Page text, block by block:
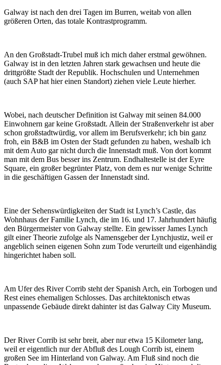
Galway ist nach den drei Tagen im Burren, weitab von allen
größeren Orten, das totale Kontrastprogramm.
An den Großstadt-Trubel muß ich mich daher erstmal gewöhnen.
Galway ist in den letzten Jahren stark gewachsen und heute die
drittgrößte Stadt der Republik. Hochschulen und Unternehmen
(auch SAP hat hier einen Standort) ziehen viele Leute hierher.
Wobei, nach deutscher Definition ist Galway mit seinen 84.000
Einwohnern gar keine Großstadt. Allein der Straßenverkehr ist aber
schon großstadtwürdig, vor allem im Berufsverkehr; ich bin ganz
froh, ein B&B im Osten der Stadt gefunden zu haben, weshalb ich
mit dem Auto gar nicht durch die Innenstadt muß. Von dort kommt
man mit dem Bus besser ins Zentrum. Endhaltestelle ist der Eyre
Square, ein großer begrünter Platz, von dem es nur wenige Schritte
in die geschäftigen Gassen der Innenstadt sind.
Eine der Sehenswürdigkeiten der Stadt ist Lynch’s Castle, das
Wohnhaus der Familie Lynch, die im 16. und 17. Jahrhundert häufig
den Bürgermeister von Galway stellte. Ein gewisser James Lynch
gilt einer Theorie zufolge als Namensgeber der Lynchjustiz, weil er
angeblich seinen eigenen Sohn zum Tode verurteilt und eigenhändig
hingerichtet haben soll.
Am Ufer des River Corrib steht der Spanish Arch, ein Torbogen und
Rest eines ehemaligen Schlosses. Das architektonisch etwas
unpassende Gebäude direkt dahinter ist das Galway City Museum.
Der River Corrib ist sehr breit, aber nur etwa 15 Kilometer lang,
weil er eigentlich nur der Abfluß des Lough Corrib ist, einem
großen See im Hinterland von Galway. Am Fluß sind noch die